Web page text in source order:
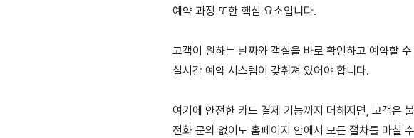
예약 과정 또한 핵심 요소입니다.
고객이 원하는 날짜와 객실을 바로 확인하고 예약할 수
실시간 예약 시스템이 갖춰져 있어야 합니다.
여기에 안전한 카드 결제 기능까지 더해지면, 고객은
전화 문의 없이도 홈페이지 안에서 모든 절차를 마칠